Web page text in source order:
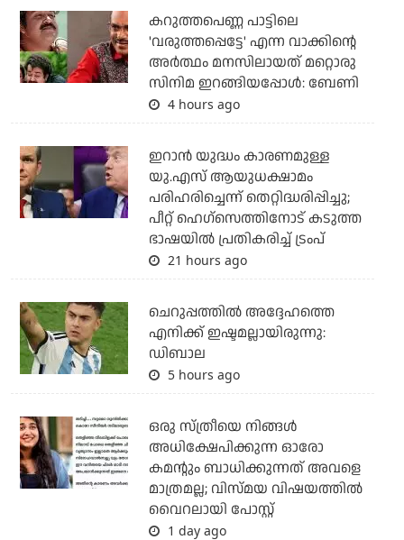
കറുത്തപെണ്ണ പാട്ടിലെ
'വരുത്തപ്പെട്ടേ' എന്ന വാക്കിന്റെ
അർത്ഥം മനസിലായത് മറ്റൊരു
സിനിമ ഇറങ്ങിയപ്പോൾ: ബേണി
4 hours ago
ഇറാന്‍ യുദ്ധം കാരണമുള്ള
യു.എസ് ആയുധക്ഷാമം
പരിഹരിച്ചെന്ന് തെറ്റിദ്ധരിപ്പിച്ചു;
പീറ്റ് ഹെഗ്‌സെത്തിനോട് കടുത്ത
ഭാഷയില്‍ പ്രതികരിച്ച് ട്രംപ്
21 hours ago
ചെറുപ്പത്തില്‍ അദ്ദേഹത്തെ
എനിക്ക് ഇഷ്ടമല്ലായിരുന്നു:
ഡിബാല
5 hours ago
ഒരു സ്ത്രീയെ നിങ്ങള്‍
അധിക്ഷേപിക്കുന്ന ഓരോ
കമന്റും ബാധിക്കുന്നത് അവളെ
മാത്രമല്ല; വിസ്മയ വിഷയത്തില്‍
വൈറലായി പോസ്റ്റ്
1 day ago